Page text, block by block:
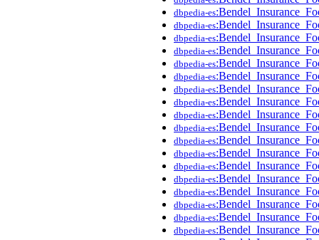
dbpedia-es
dbpedia-es
dbpedia-es
dbpedia-es
dbpedia-es
dbpedia-es
dbpedia-es
dbpedia-es
dbpedia-es
dbpedia-es
dbpedia-es
dbpedia-es
dbpedia-es
dbpedia-es
dbpedia-es
dbpedia-es
dbpedia-es
dbpedia-es